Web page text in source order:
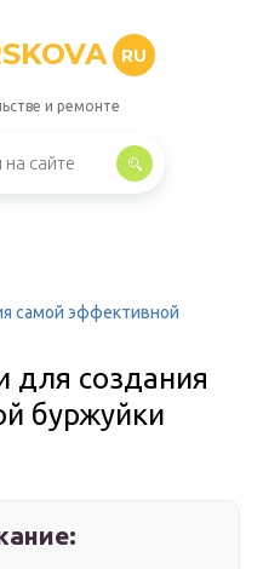
RU
и ремонте
самой эффективной
для создания
буржуйки